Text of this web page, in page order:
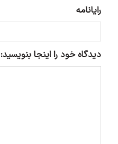
رایانامه
دیدگاه خود را اینجا بنویسید: